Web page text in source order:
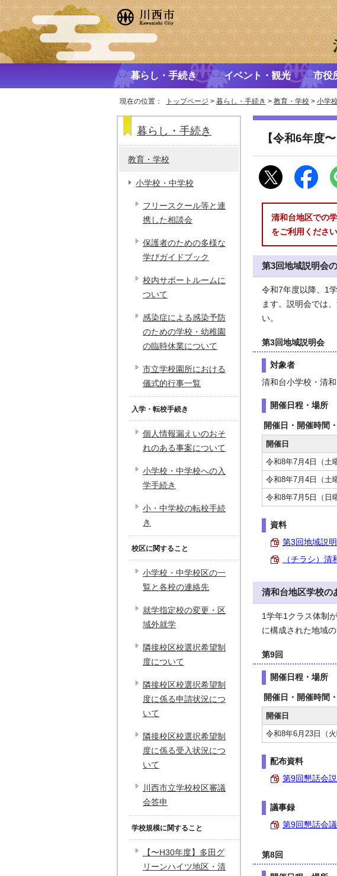
暮らし・手続き イベント・観光 市役
現在の位置： トップページ > 暮らし・手続き > 教育・学校 > 小学
【令和6年度
清和台地区での
をご利用ください
第3回地域説明会
令和7年度以降、1
ます。説明会では
い。
第3回地域説明会
対象者
清和台小学校・清
開催日程・場所
開催日・開催時間
開催日
令和8年7月4日（土
令和8年7月4日（土
令和8年7月5日（日
資料
第3回地域説
（チラシ）
清和台地区学校の
1学年1クラス体制
に構成された地域
第9回
開催日程・場所
開催日・開催時間
開催日
令和8年6月23日（火
配布資料
第9回懇話会
議事録
第9回懇話会
第8回
暮らし・手続き
教育・学校
小学校・中学校
フリースクール等と連
携した相談会
保護者のための多様な
学びガイドブック
校内サポートルームに
ついて
感染症による感染予防
のための学校・幼稚園
の臨時休業について
市立学校園所における
儀式的行事一覧
入学・転校手続き
個人情報漏えいのおそ
れのある事案について
小学校・中学校への入
学手続き
小・中学校の転校手続
き
校区に関すること
小学校・中学校区の一
覧と各校の連絡先
就学指定校の変更・区
域外就学
隣接校区校選択希望制
度について
隣接校区校選択希望制
度に係る申請状況につ
いて
隣接校区校選択希望制
度に係る受入状況につ
いて
川西市立学校校区審議
会答申
学校規模に関すること
【〜H30年度】多田グ
リーンハイツ地区・清